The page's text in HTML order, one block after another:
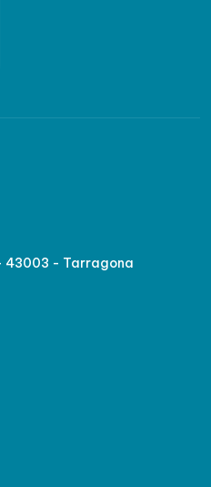
43003 - Tarragona